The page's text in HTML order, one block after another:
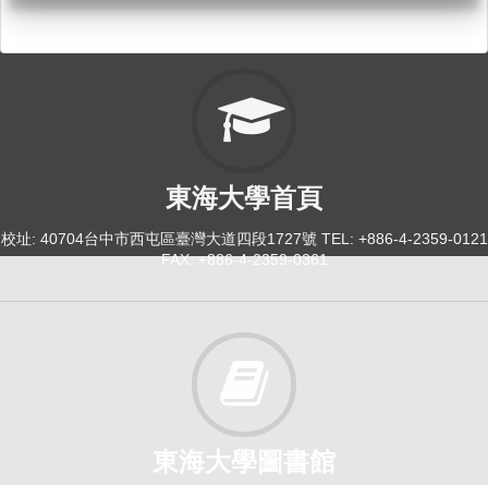
東海大學首頁
校址: 40704台中市西屯區臺灣大道四段1727號 TEL: +886-4-2359-0121
FAX: +886-4-2359-0361
東海大學圖書館